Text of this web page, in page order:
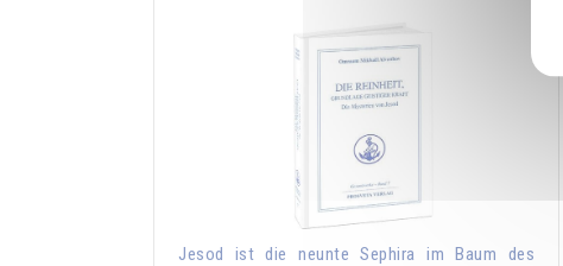
Jesod ist die neunte Sephira im Baum des